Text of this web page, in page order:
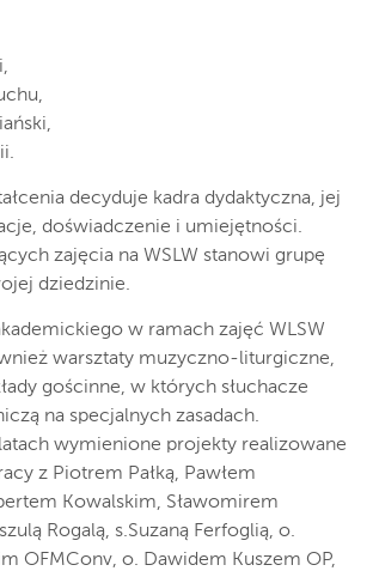
decyduje kadra dydaktyczna, jej
doświadczenie i umiejętności.
zajęcia na WSLW stanowi grupę
dziedzinie.
w ramach zajęć WLSW
warsztaty muzyczno-liturgiczne,
gościnne, w których słuchacze
na specjalnych zasadach.
wymienione projekty realizowane
z Piotrem Pałką, Pawłem
Kowalskim, Sławomirem
Rogalą, s.Suzaną Ferfoglią, o.
OFMConv, o. Dawidem Kuszem OP,